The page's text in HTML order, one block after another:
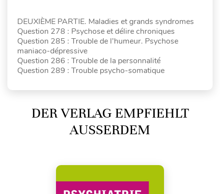
DEUXIÈME PARTIE. Maladies et grands syndromes
Question 278 : Psychose et délire chroniques
Question 285 : Trouble de l’humeur. Psychose
maniaco-dépressive
Question 286 : Trouble de la personnalité
Question 289 : Trouble psycho-somatique
DER VERLAG EMPFIEHLT
AUSSERDEM